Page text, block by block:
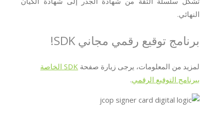
النهائي.
برنامج توقيع رقمي مجاني SDK!
لمزيد من المعلومات، يرجى زيارة صفحة
SDK الخاصة
ببرنامج التوقيع الرقمي.